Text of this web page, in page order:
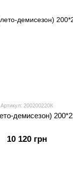
Артикул: 200200220К
демисезон)
10 120 грн